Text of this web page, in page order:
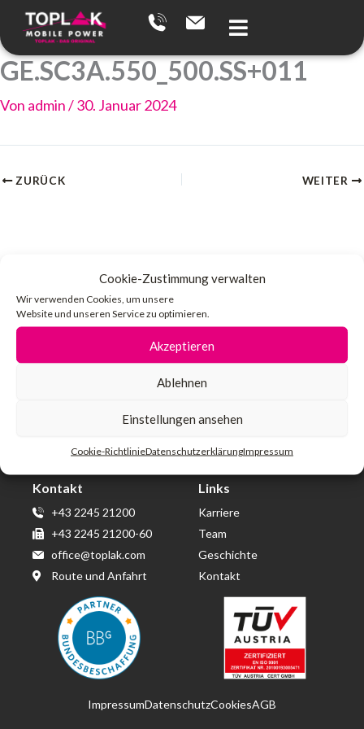
Cookie-Zustimmung verwalten
Wir verwenden Cookies, um unsere
Website und unseren Service zu optimieren.
Akzeptieren
Ablehnen
Einstellungen ansehen
Cookie-RichtlinieDatenschutzerklärungImpressum
Zum
Inhalt
springen
GE.SC3A.550_500.SS+011
Von admin/30. Januar 2024
ZURÜCK WEITER
Wirtschaftspark Wolkersdorf
Berta von Suttner Straße 14
Kontakt
+43 2245 21200
+43 2245 21200-60
office@toplak.com
Route und Anfahrt
Links
Karriere
Team
Geschichte
Kontakt
ImpressumDatenschutzCookiesAGB